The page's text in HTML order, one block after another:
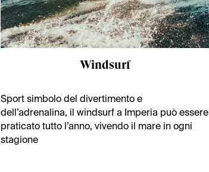
Windsurf
Sport simbolo del divertimento e
dell’adrenalina, il windsurf a Imperia può essere
praticato tutto l’anno, vivendo il mare in ogni
stagione